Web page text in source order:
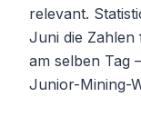
relevant.
Juni die Zahlen
am selben Tag
Junior-Mining-